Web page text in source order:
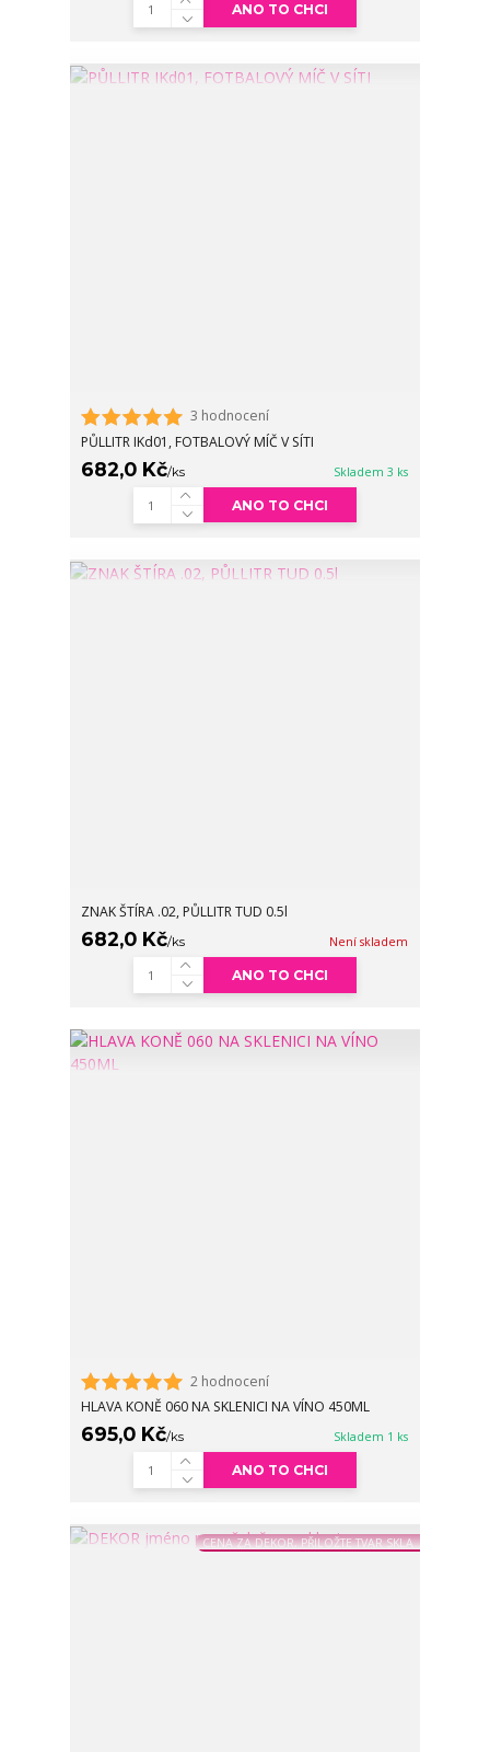
ANO TO CHCI
3 hodnocení
PŮLLITR IKd01, FOTBALOVÝ MÍČ V SÍTI
682,0 Kč/ks Skladem 3 ks
ANO TO CHCI
ZNAK ŠTÍRA .02, PŮLLITR TUD 0.5l
682,0 Kč/ks Není skladem
ANO TO CHCI
2 hodnocení
HLAVA KONĚ 060 NA SKLENICI NA VÍNO 450ML
695,0 Kč/ks Skladem 1 ks
ANO TO CHCI
CENA ZA DEKOR, PŘILOŽTE TVAR SKLA